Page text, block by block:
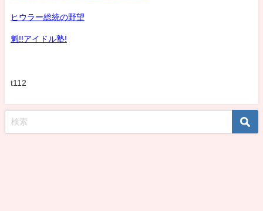
ヒウラー総統の野望
魁!!アイドル塾!
t112